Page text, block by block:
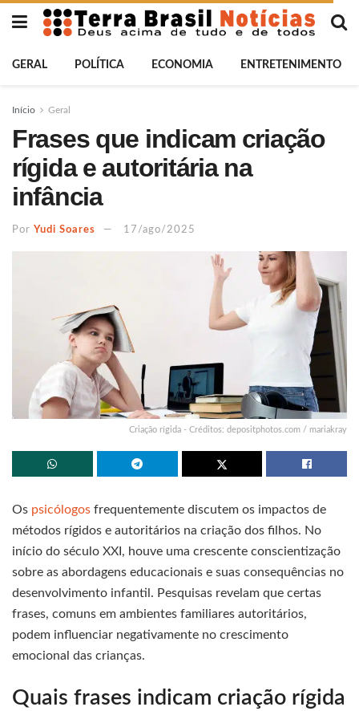
GERAL POLÍTICA ECONOMIA ENTRETENIMENTO
Início Geral
Frases que indicam criação
rígida e autoritária na
infância
Por Yudi Soares 17/ago/2025
Criação rígida - Créditos: depositphotos.com / mariakray
Os psicólogos frequentemente discutem os impactos de
métodos rígidos e autoritários na criação dos filhos. No
início do século XXI, houve uma crescente conscientização
sobre as abordagens educacionais e suas consequências no
desenvolvimento infantil. Pesquisas revelam que certas
frases, comuns em ambientes familiares autoritários,
podem influenciar negativamente no crescimento
emocional das crianças.
Quais frases indicam criação rígida